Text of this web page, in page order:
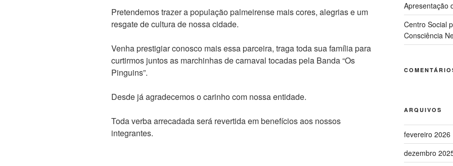
Pretendemos trazer a população palmeirense mais cores, alegrias e um
resgate de cultura de nossa cidade.
Venha prestigiar conosco mais essa parceira, traga toda sua família para
curtirmos juntos as marchinhas de carnaval tocadas pela Banda “Os
Pinguins”.
Desde já agradecemos o carinho com nossa entidade.
Toda verba arrecadada será revertida em benefícios aos nossos
integrantes.
Apresentação
Centro Social
Consciência
ARQUIVOS
fevereiro 2026
dezembro